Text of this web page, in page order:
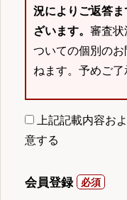
況によりご返答
ざいます。 審査状
ついての個別の
ねます。予めご了
上記記載内容お
意する
会員登録